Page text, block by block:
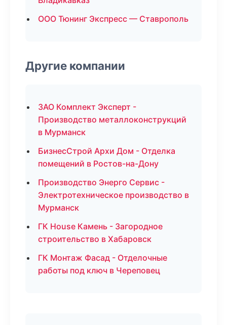
ООО Тюнинг Экспресс — Ставрополь
Другие компании
ЗАО Комплект Эксперт -
Производство металлоконструкций
в Мурманск
БизнесСтрой Архи Дом - Отделка
помещений в Ростов-на-Дону
Производство Энерго Сервис -
Электротехническое производство в
Мурманск
ГК House Камень - Загородное
строительство в Хабаровск
ГК Монтаж Фасад - Отделочные
работы под ключ в Череповец